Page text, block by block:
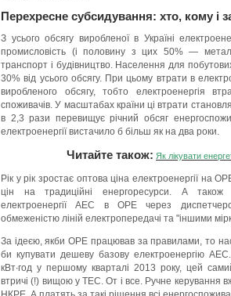
Перехресне субсидування: хто, кому і
З усього обсягу виробленої в Україні
промисловість (і половину з цих 50% —
транспорт і будівництво. Населення для
30% від усього обсягу. При цьому втрати в
виробленого обсягу, тобто електроенергія
споживачів. У масштабах країни ці втрати
в 2,3 рази перевищує річний обсяг
електроенергії вистачило б більш як на два роки.
Читайте також: Як лікувати
Рік у рік зростає оптова ціна електроенергії на
цін на традиційні енергоресурси. А також
електроенергії АЕС в ОРЕ через
обмеженістю ліній електропередачі та "іншими
За ідеєю, якби ОРЕ працював за правилами, то
би купувати дешеву базову електроенергію
кВт∙год у першому кварталі 2013 року, цей
втричі (!) вищою у ТЕС. От і все. Ручне керування